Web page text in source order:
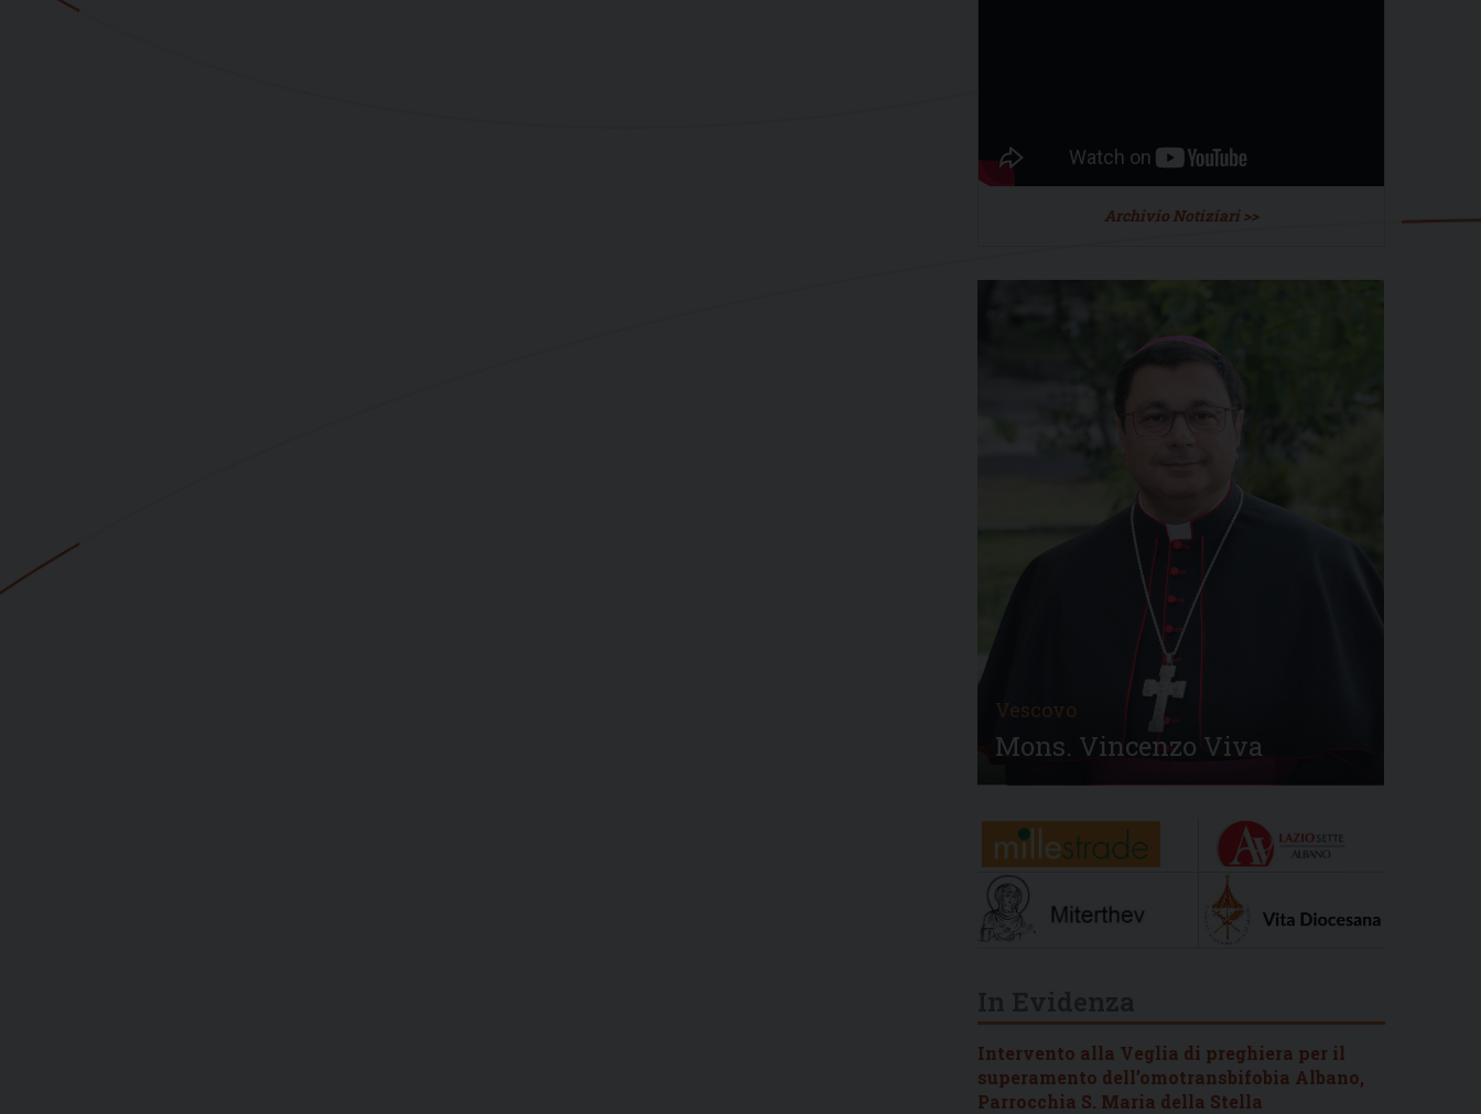
Archivio Notiziari >>
Vescovo
Mons. Vincenzo Viva
Intervento alla Veglia di preghiera per il
superamento dell’omotransbifobia Albano,
Parrocchia S. Maria della Stella